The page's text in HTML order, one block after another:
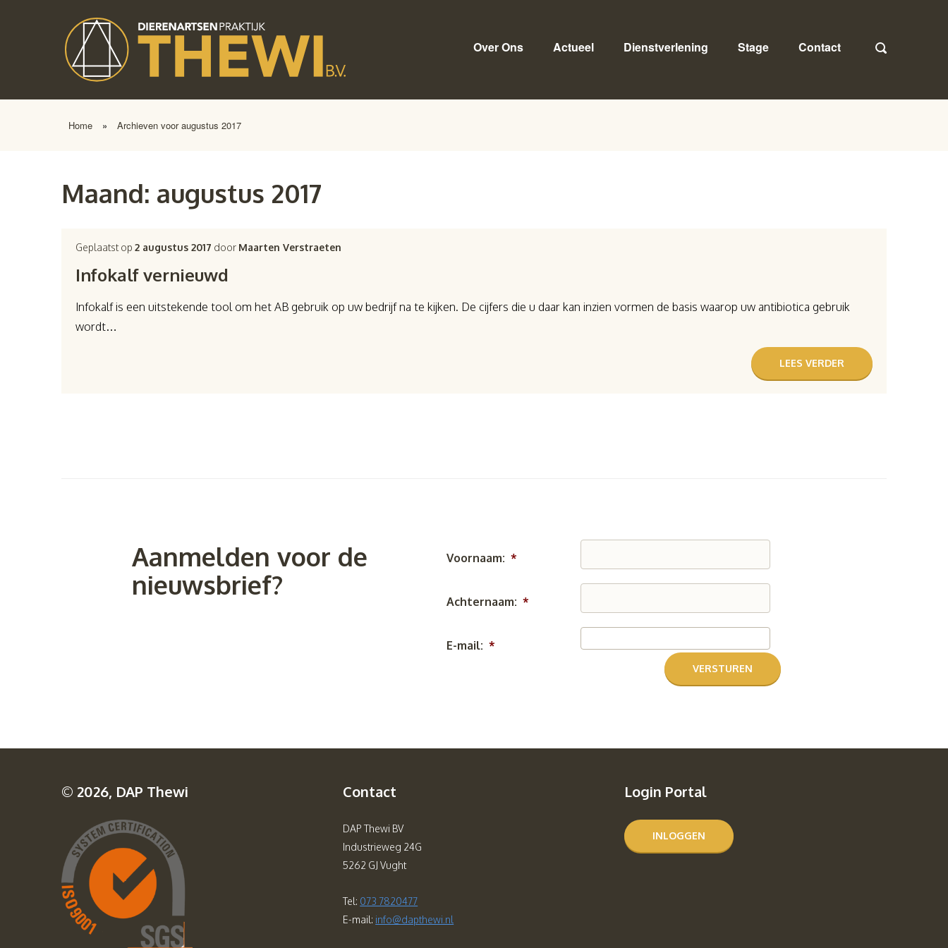
Over Ons Actueel Dienstverlening Stage Contact
Home » Archieven voor augustus 2017
Maand: augustus 2017
Geplaatst op2 augustus 2017 door Maarten Verstraeten
Infokalf vernieuwd
Infokalf is een uitstekende tool om het AB gebruik op uw bedrijf na te kijken. De cijfers die u daar kan inzien vormen de basis waarop uw antibiotica gebruik
wordt…
LEES VERDER
Aanmelden voor de
nieuwsbrief?
Voornaam: *
Achternaam: *
E-mail: *
© 2026, DAP Thewi Contact
DAP Thewi BV
Industrieweg 24G
5262 GJ Vught
Tel: 073 7820477
E-mail: info@dapthewi.nl
Login Portal
INLOGGEN